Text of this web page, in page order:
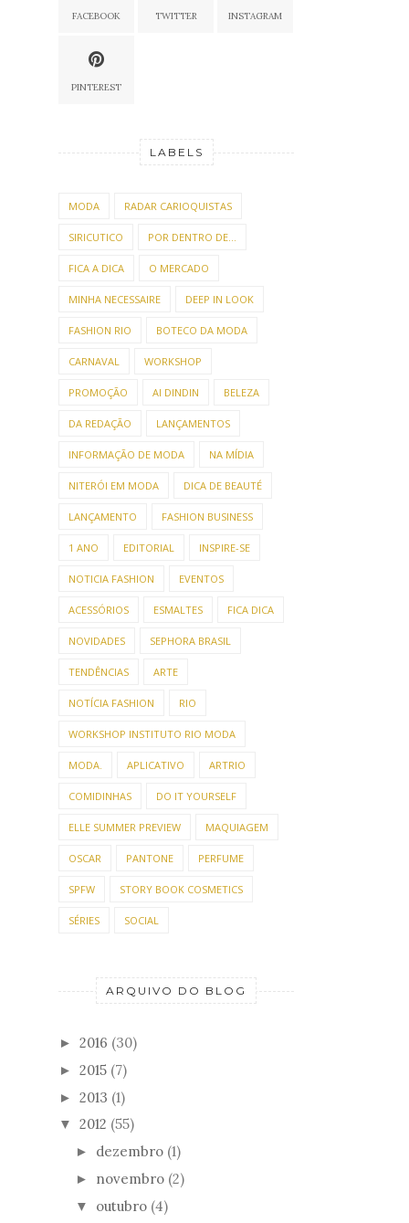
FACEBOOK TWITTER INSTAGRAM
PINTEREST
LABELS
MODA RADAR CARIOQUISTAS
SIRICUTICO POR DENTRO DE...
FICA A DICA O MERCADO
MINHA NECESSAIRE DEEP IN LOOK
FASHION RIO BOTECO DA MODA
CARNAVAL WORKSHOP
PROMOÇÃO AI DINDIN BELEZA
DA REDAÇÃO LANÇAMENTOS
INFORMAÇÃO DE MODA NA MÍDIA
NITERÓI EM MODA DICA DE BEAUTÉ
LANÇAMENTO FASHION BUSINESS
1 ANO EDITORIAL INSPIRE-SE
NOTICIA FASHION EVENTOS
ACESSÓRIOS ESMALTES FICA DICA
NOVIDADES SEPHORA BRASIL
TENDÊNCIAS ARTE
NOTÍCIA FASHION RIO
WORKSHOP INSTITUTO RIO MODA
MODA. APLICATIVO ARTRIO
COMIDINHAS DO IT YOURSELF
ELLE SUMMER PREVIEW MAQUIAGEM
OSCAR PANTONE PERFUME
SPFW STORY BOOK COSMETICS
SÉRIES SOCIAL
ARQUIVO DO BLOG
► 2016 (30)
► 2015 (7)
► 2013 (1)
▼ 2012 (55)
► dezembro (1)
► novembro (2)
▼ outubro (4)